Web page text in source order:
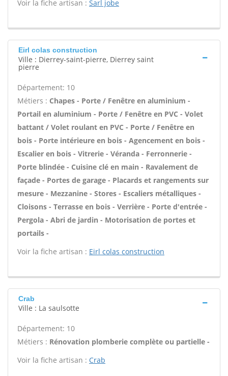
Voir la fiche artisan : Sarl jobe
Eirl colas construction
Ville : Dierrey-saint-pierre, Dierrey saint
pierre
Département: 10
Métiers : Chapes - Porte / Fenêtre en aluminium -
Portail en aluminium - Porte / Fenêtre en PVC - Volet
battant / Volet roulant en PVC - Porte / Fenêtre en
bois - Porte intérieure en bois - Agencement en bois -
Escalier en bois - Vitrerie - Véranda - Ferronnerie -
Porte blindée - Cuisine clé en main - Ravalement de
façade - Portes de garage - Placards et rangements sur
mesure - Mezzanine - Stores - Escaliers métalliques -
Cloisons - Terrasse en bois - Verrière - Porte d'entrée -
Pergola - Abri de jardin - Motorisation de portes et
portails -
Voir la fiche artisan : Eirl colas construction
Crab
Ville : La saulsotte
Département: 10
Métiers : Rénovation plomberie complète ou partielle -
Voir la fiche artisan : Crab